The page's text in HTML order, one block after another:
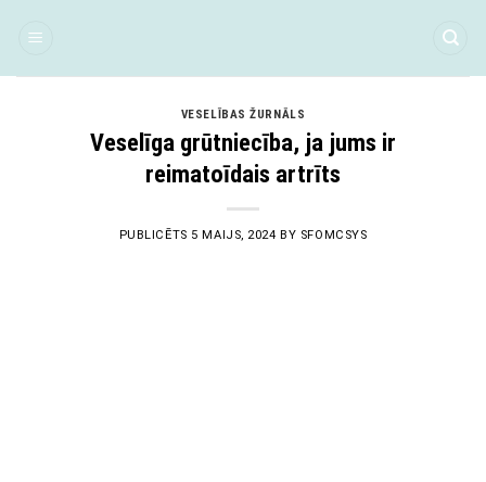
VESELĪBAS ŽURNĀLS
Veselīga grūtniecība, ja jums ir
reimatoīdais artrīts
PUBLICĒTS 5 MAIJS, 2024 BY SFOMCSYS